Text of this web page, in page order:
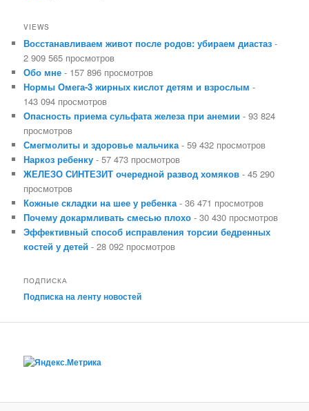
VIEWS
Восстанавливаем живот после родов: убираем диастаз -
2 909 565 просмотров
Обо мне - 157 896 просмотров
Нормы Омега-3 жирных кислот детям и взрослым -
143 094 просмотров
Опасность приема сульфата железа при анемии - 93 824
просмотров
Смегмолиты и здоровье мальчика- 59 432 просмотров
Наркоз ребенку - 57 473 просмотров
ЖЕЛЕЗО СИНТЕЗИТ очередной развод хомяков - 45 290
просмотров
Кожные складки на шее у ребенка- 36 471 просмотров
Почему докармливать смесью плохо - 30 430 просмотров
Эффективный способ исправления торсии бедренных
костей у детей - 28 092 просмотров
ПОДПИСКА
Подписка на ленту новостей